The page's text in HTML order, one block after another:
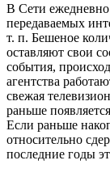
В Сети
передаваемых
т. п. Бешеное
оставляют свои
события,
агентства
свежая
раньше
Если раньше
относительно
последние годы